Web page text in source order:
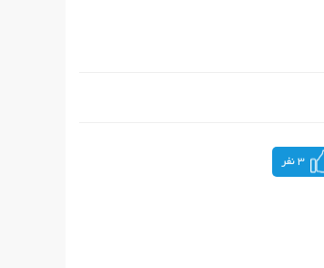
3 نفر